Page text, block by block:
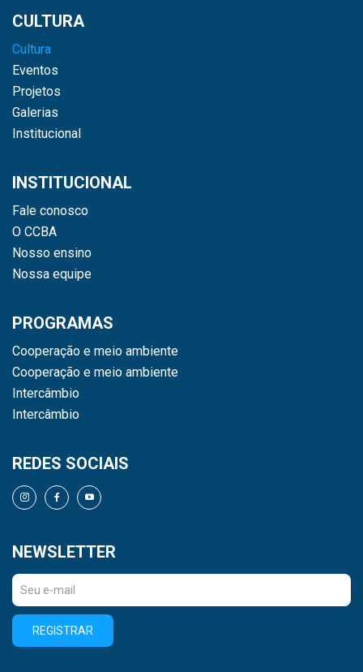
CULTURA
Cultura
Eventos
Projetos
Galerias
Institucional
INSTITUCIONAL
Fale conosco
O CCBA
Nosso ensino
Nossa equipe
PROGRAMAS
Cooperação e meio ambiente
Cooperação e meio ambiente
Intercâmbio
Intercâmbio
REDES SOCIAIS
NEWSLETTER
REGISTRAR